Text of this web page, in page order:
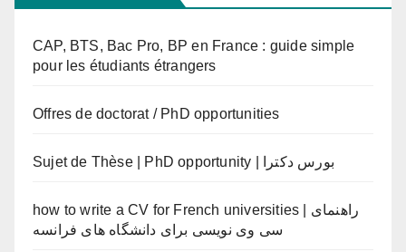
CAP, BTS, Bac Pro, BP en France : guide simple
pour les étudiants étrangers
Offres de doctorat / PhD opportunities
Sujet de Thèse | PhD opportunity | بورس دکترا
how to write a CV for French universities | راهنمای
سی وی نویسی برای دانشگاه های فرانسه